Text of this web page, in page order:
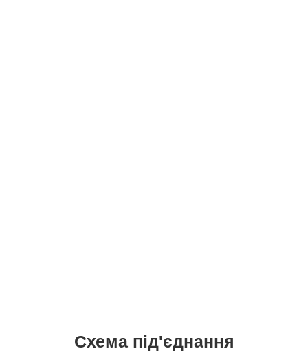
Схема під'єднання